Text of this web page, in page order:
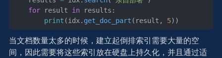
    for
result in results:
        print
(idx. get_doc_part (result, 5))
当文档数量太多的时候，建立起倒排索引需要大量的空
间，因此需要将这些索引放在硬盘上持久化，并且通过适